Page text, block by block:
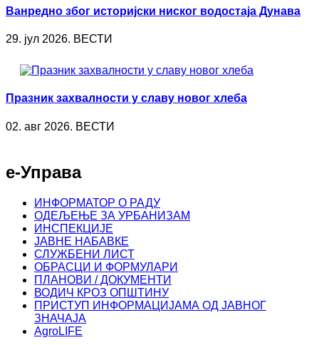
Ванредно због историјски ниског водостаја Дунава
29. јул 2026. ВЕСТИ
Празник захвалности у славу новог хлеба
02. авг 2026. ВЕСТИ
е-Управа
ИНФОРМАТОР О РАДУ
ОДЕЉЕЊЕ ЗА УРБАНИЗАМ
ИНСПЕКЦИЈЕ
ЈАВНЕ НАБАВКЕ
СЛУЖБЕНИ ЛИСТ
ОБРАСЦИ И ФОРМУЛАРИ
ПЛАНОВИ / ДОКУМЕНТИ
ВОДИЧ КРОЗ ОПШТИНУ
ПРИСТУП ИНФОРМАЦИЈАМА ОД ЈАВНОГ
ЗНАЧАЈА
AgroLIFE